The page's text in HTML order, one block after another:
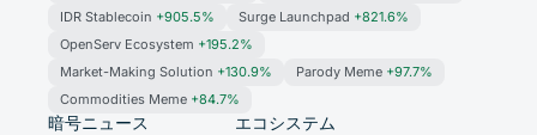
IDR Stablecoin +905.5% Surge Launchpad +821.6%
OpenServ Ecosystem +195.2%
Market-Making Solution +130.9% Parody Meme +97.7%
Commodities Meme +84.7%
暗号ニュース エコシステム